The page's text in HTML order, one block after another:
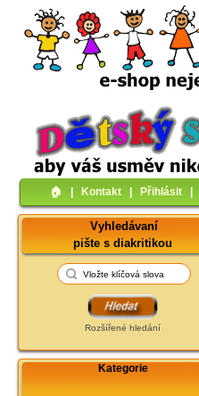
🏠︎ Kontakt Přihlásit
Vyhledávaní
pište s diakritikou
Rozšířené hledání
Kategorie